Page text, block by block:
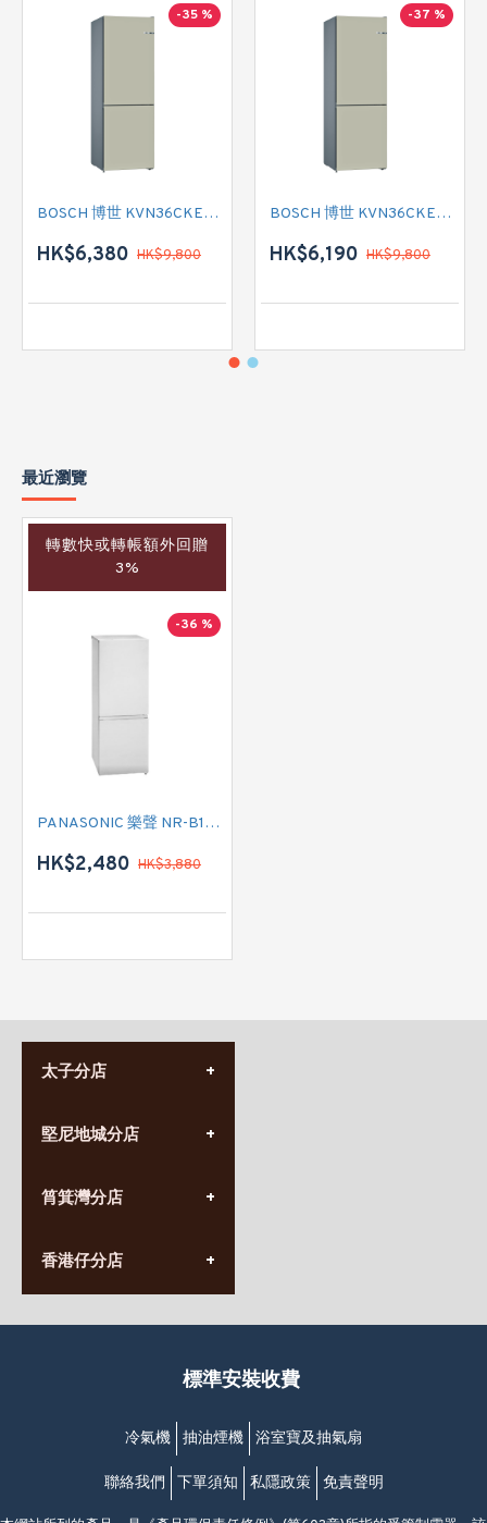
-35 %
BOSCH 博世 KVN36CKEA2 雙門雪櫃
HK$6,380 HK$9,800
-37 %
BOSCH 博世 KVN36CKEA2 雙門雪櫃 左門鉸
HK$6,190 HK$9,800
最近瀏覽
轉數快或轉帳額外回贈
3%
-36 %
PANASONIC 樂聲 NR-B183-S (銀色) 雙門雪櫃
HK$2,480 HK$3,880
太子分店
營業時間:
九龍太子太子道西141號
堅尼地城分店
營業時間:
香港堅尼地城卑路乍街
(堅尼地城地鐵站B出口)
筲箕灣分店
營業時間:
(10:00am-20:30pm)
香港仔分店
營業時間:
香港香港仔成都道20-28號
(黃竹坑地鐵站轉4M專線小巴)
標準安裝收費
冷氣機 抽油煙機 浴室寶及抽氣扇
聯絡我們 下單須知 私隱政策 免責聲明